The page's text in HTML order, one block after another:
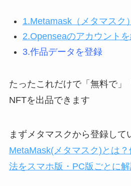
1.Metamask（メタマスク）
2.Openseaのアカウント
3.作品データを登録
たったこれだけで「無料で」
NFTを出品できます
まずメタマスクから登録して
MetaMask(メタマスク)とは
法をスマホ版・PC版ごとに